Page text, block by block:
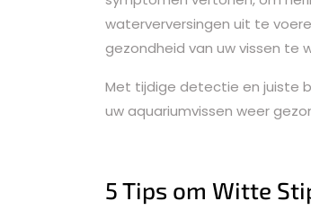
waterverversingen uit te
gezondheid van uw vissen te
Met tijdige detectie en juiste
uw aquariumvissen weer
5 Tips om Witte